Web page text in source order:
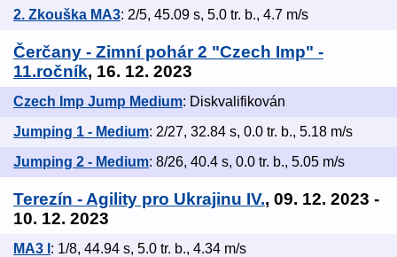
2. Zkouška MA3: 2/5, 45.09 s, 5.0 tr. b., 4.7 m/s
Čerčany - Zimní pohár 2 "Czech Imp" -
11.ročník, 16. 12. 2023
Czech Imp Jump Medium: Diskvalifikován
Jumping 1 - Medium: 2/27, 32.84 s, 0.0 tr. b., 5.18 m/s
Jumping 2 - Medium: 8/26, 40.4 s, 0.0 tr. b., 5.05 m/s
Terezín - Agility pro Ukrajinu IV., 09. 12. 2023 -
10. 12. 2023
MA3 I : 1/8, 44.94 s, 5.0 tr. b., 4.34 m/s